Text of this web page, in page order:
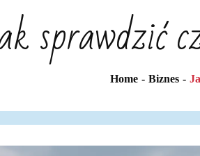
sprawdzić
Home Biznes